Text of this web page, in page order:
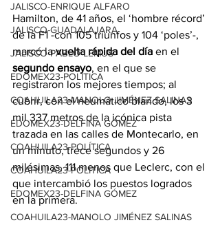
JALISCO-ENRIQUE ALFARO
JALISCO-GUADALAJARA
JALISCO-PABLO LEMUS
EDOMEX23-POLÍTICA
COAHUILA23-MANOLO JIMÉNEZ SALINAS
EDOMEX23-DELFINA GÓMEZ
COAHUILA23-POLÍTICA
COAHUILA23-POLÍTICA
EDOMEX23-DELFINA GÓMEZ
COAHUILA23-MANOLO JIMÉNEZ SALINAS
Hamilton, de 41 años, el ‘hombre récord’
de la F1 -con 105 triunfos y 104 ‘poles’-,
marcó la vuelta rápida del día en el
segundo ensayo, en el que se
registraron los mejores tiempos; al
cubrir, con el neumático blando, los 3
mil 337 metros de la icónica pista
trazada en las calles de Montecarlo, en
un minuto, trece segundos y 26
milésimas, 111 menos que Leclerc, con el
que intercambió los puestos logrados
en la primera.